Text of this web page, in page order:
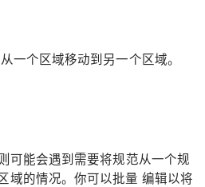
一个区域移动到另一个区域。
可能会遇到需要将规范从一个规
域的情况。你可以批量 编辑以将